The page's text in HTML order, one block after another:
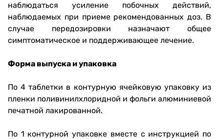
наблюдаться усиление побочных действий,
наблюдаемых при приеме рекомендованных доз. В
случае передозировки назначают общее
симптоматическое и поддерживающее лечение.
Форма выпуска и упаковка
По 4 таблетки в контурную ячейковую упаковку из
пленки поливинилхлоридной и фольги алюминиевой
печатной лакированной.
По 1 контурной упаковке вместе с инструкцией по